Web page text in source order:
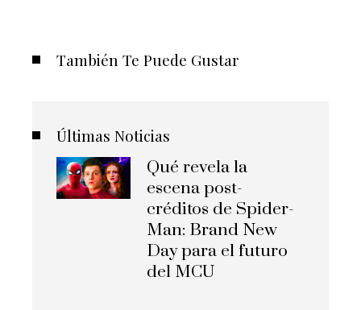
También Te Puede Gustar
Últimas Noticias
Qué revela la
escena post-
créditos de Spider-
Man: Brand New
Day para el futuro
del MCU